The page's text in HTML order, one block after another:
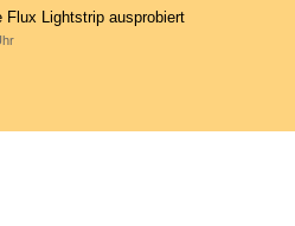
Flux Lightstrip ausprobiert